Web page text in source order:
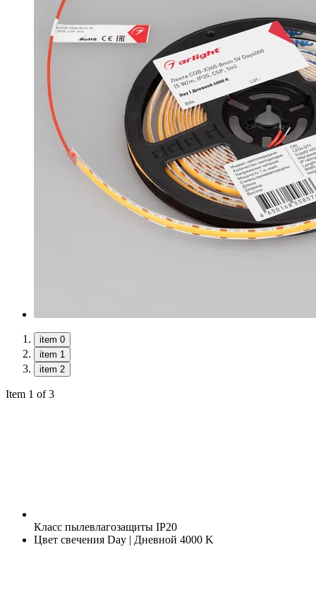
item 0
item 1
item 2
Item 1 of 3
Класс пылевлагозащиты IP20
Цвет свечения Day | Дневной 4000 K